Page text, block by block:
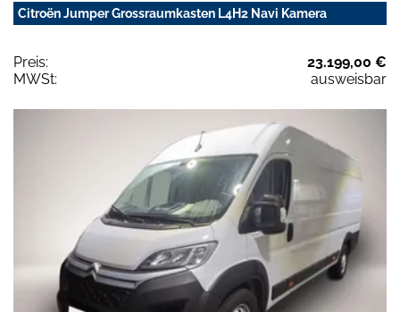
Citroën Jumper Grossraumkasten L4H2 Navi Kamera
Preis:
23.199,00 €
MWSt:
ausweisbar